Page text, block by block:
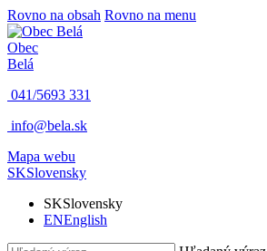
Rovno na obsah Rovno na menu
Obec
Belá
041/5693 331
info@bela.sk
Mapa webu
SKSlovensky
SKSlovensky
ENEnglish